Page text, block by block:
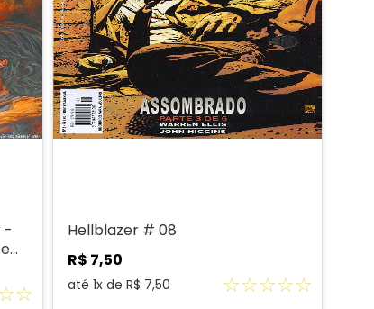
-
☆☆
Hellblazer # 08
R$ 7,50
até 1x de R$ 7,50 ☆☆☆☆☆